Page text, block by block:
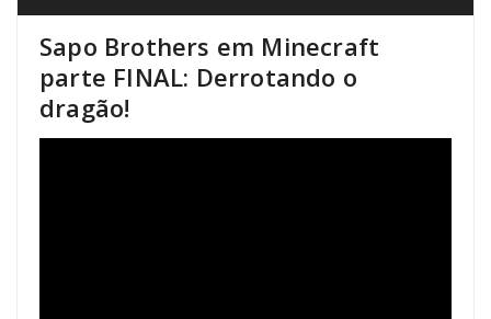
Sapo Brothers em Minecraft
parte FINAL: Derrotando o
dragão!